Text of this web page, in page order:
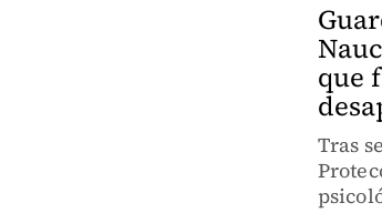
que
Tras